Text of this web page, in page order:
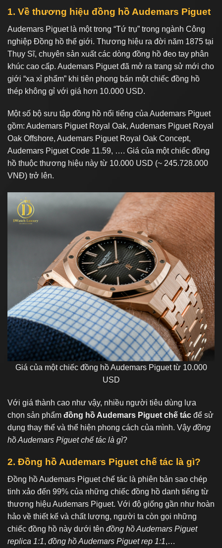
1. Về thương hiệu đồng hồ Audemars Piguet
Audemars Piguet là một trong “Tứ trụ” trong ngành Công
nghiệp Đồng hồ thế giới. Thương hiệu ra đời năm 1875 tại
Thụy Sĩ, chuyên sản xuất các dòng đồng hồ đeo tay phân
khúc cao cấp. Audemars Piguet đã mở ra trang sử mới cho
giới “xa xỉ phẩm” khi tiên phong bán một chiếc đồng hồ
thép không gỉ với giá hơn 10.000 USD.
Một số bộ sưu tập đồng hồ nổi tiếng của Audemars Piguet
gồm: Audemars Piguet Royal Oak, Audemars Piguet Royal
Oak Offshore, Audemars Piguet Royal Oak Concept,
Audemars Piguet Code 11.59, …. Giá của một chiếc đồng
hồ thuộc thương hiệu này từ 10.000 USD (~ 245.728.000
VNĐ) trở lên.
Giá của một chiếc đồng hồ Audemars Piguet từ 10.000
USD
Với giá thành cao như vậy, nhiều người tiêu dùng lựa
chọn sản phẩm đồng hồ Audemars Piguet chế tác để sử
dụng thay thể và thể hiện phong cách của mình. Vậy đồng
hồ Audemars Piguet chế tác là gì?
2. Đồng hồ Audemars Piguet chế tác là gì?
Đồng hồ Audemars Piguet chế tác là phiên bản sao chép
tinh xảo đến 99% của những chiếc đồng hồ danh tiếng từ
thương hiệu Audemars Piguet. Với độ giống gần như hoàn
hảo về thiết kế và chất lượng, người ta còn gọi những
chiếc đồng hồ này dưới tên đồng hồ Audemars Piguet
replica 1:1, đồng hồ Audemars Piguet rep 1:1,…